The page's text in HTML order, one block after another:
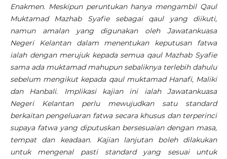
Enakmen. Meskipun peruntukan hanya mengambil Qaul
Muktamad Mazhab Syafie sebagai qaul yang diikuti,
namun amalan yang digunakan oleh Jawatankuasa
Negeri Kelantan dalam menentukan keputusan fatwa
ialah dengan merujuk kepada semua qaul Mazhab Syafie
sama ada muktamad mahupun sebaliknya terlebih dahulu
sebelum mengikut kepada qaul muktamad Hanafi, Maliki
dan Hanbali. Implikasi kajian ini ialah Jawatankuasa
Negeri Kelantan perlu mewujudkan satu standard
berkaitan pengeluaran fatwa secara khusus dan terperinci
supaya fatwa yang diputuskan bersesuaian dengan masa,
tempat dan keadaan. Kajian lanjutan boleh dilakukan
untuk mengenal pasti standard yang sesuai untuk